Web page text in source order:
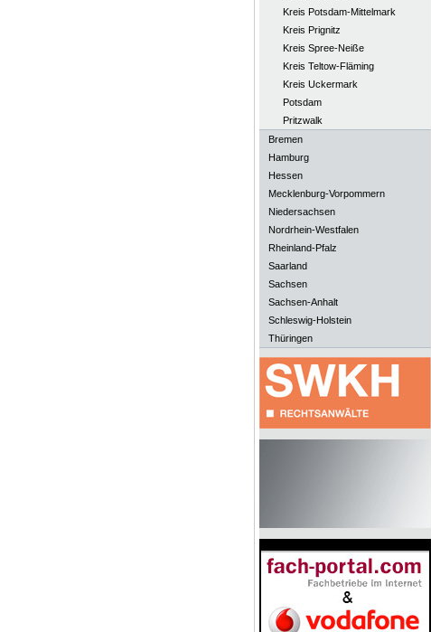
Kreis Potsdam-Mittelmark
Kreis Prignitz
Kreis Spree-Neiße
Kreis Teltow-Fläming
Kreis Uckermark
Potsdam
Pritzwalk
Bremen
Hamburg
Hessen
Mecklenburg-Vorpommern
Niedersachsen
Nordrhein-Westfalen
Rheinland-Pfalz
Saarland
Sachsen
Sachsen-Anhalt
Schleswig-Holstein
Thüringen